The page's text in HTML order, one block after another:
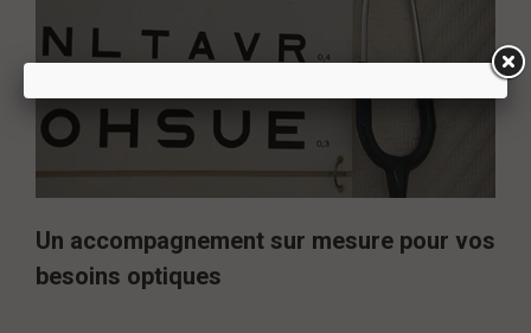
Un accompagnement sur mesure pour vos
besoins optiques